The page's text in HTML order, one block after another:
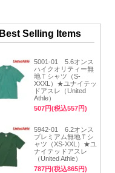
Best Selling Items
5001-01 5.6オンス
ハイクオリティー無
地Ｔシャツ（S-
XXXL）★ユナイテッ
ドアスレ（United
Athle）
507円(税込557円)
5942-01 6.2オンス
プレミアム無地Ｔシ
ャツ（XS-XXL）★ユ
ナイテッドアスレ
（United Athle）
787円(税込865円)